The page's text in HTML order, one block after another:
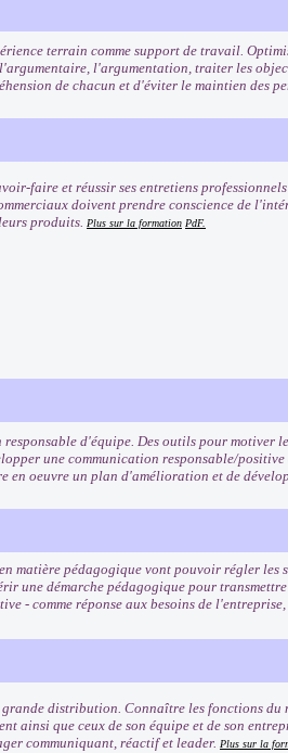
terrain comme support de travail.
l'argumentation, traiter les
de chacun et d'éviter le maintien des
faire et réussir ses entretiens
doivent prendre conscience de
produits. Plus sur la formation PdF.
d'équipe. Des outils pour motiver
une communication responsable/
oeuvre un plan d'amélioration et de
matière pédagogique vont pouvoir régler les
une démarche pédagogique pour
- comme réponse aux besoins de
distribution. Connaître les fonctions du
ainsi que ceux de son équipe et de son
communiquant, réactif et leader. Plus sur la